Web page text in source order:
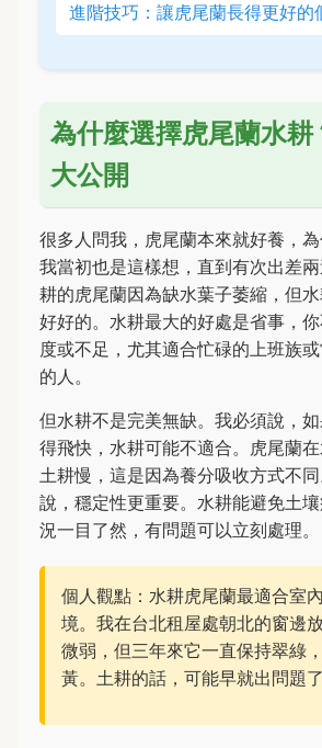
進階技巧：讓虎尾蘭長得更好的
為什麼選擇虎尾蘭水耕
大公開
很多人問我，虎尾蘭本來就好養，
我當初也是這樣想，直到有次出差
耕的虎尾蘭因為缺水葉子萎縮，但
好好的。水耕最大的好處是省事，
度或不足，尤其適合忙碌的上班族
的人。
但水耕不是完美無缺。我必須說，
得飛快，水耕可能不適合。虎尾蘭
土耕慢，這是因為養分吸收方式不
說，穩定性更重要。水耕能避免土
況一目了然，有問題可以立刻處理。
個人觀點：水耕虎尾蘭最適合室
境。我在台北租屋處朝北的窗邊
微弱，但三年來它一直保持翠綠
黃。土耕的話，可能早就出問題了